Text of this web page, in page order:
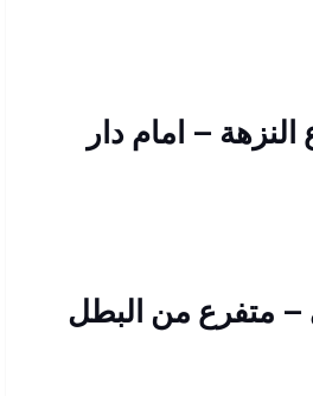
النزهة – امام دار
لطفى – متفرع من البطل